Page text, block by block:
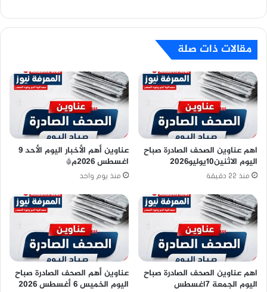
مقالات ذات صلة
اهم عناوين الصحف الصادرة صباح
اليوم الاثنين10يوليو2026
منذ 22 دقيقة
عناوين أهم الأخبار اليوم الأحد ٩
اغسطس ٢٠٢٦م*
منذ يوم واحد
اهم عناوين الصحف الصادرة صباح
اليوم الجمعة 7اغسطس
عناوين أهم الصحف الصادرة صباح
اليوم الخميس 6 أغسطس 2026